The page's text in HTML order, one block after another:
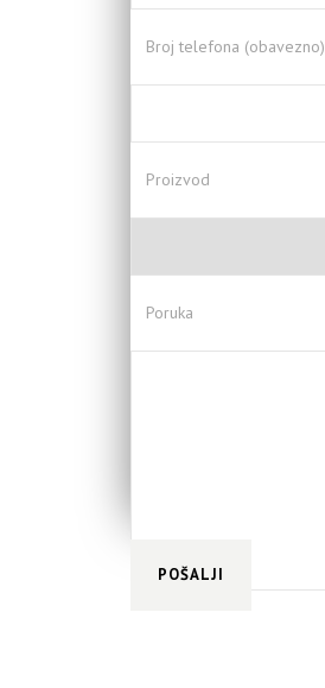
Broj telefona (obavezno)
Proizvod
Poruka